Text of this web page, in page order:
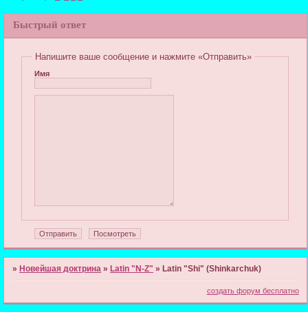
Быстрый ответ
Напишите ваше сообщение и нажмите «Отправить»
Имя
» Новейшая доктрина » Latin "N-Z" » Latin "Shi" (Shinkarchuk)
создать форум бесплатно